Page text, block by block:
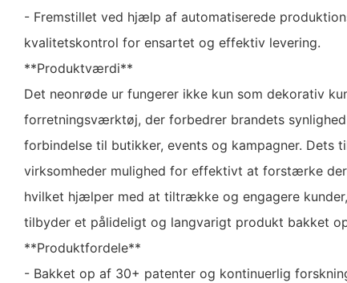
- Fremstillet ved hjælp af automatiserede
kvalitetskontrol for ensartet og effektiv levering.
**Produktværdi**
Det neonrøde ur fungerer ikke kun som dekorativ
forretningsværktøj, der forbedrer brandets
forbindelse til butikker, events og kampagner. Dets
virksomheder mulighed for effektivt at forstærke
hvilket hjælper med at tiltrække og engagere
tilbyder et pålideligt og langvarigt produkt bakket
**Produktfordele**
- Bakket op af 30+ patenter og kontinuerlig